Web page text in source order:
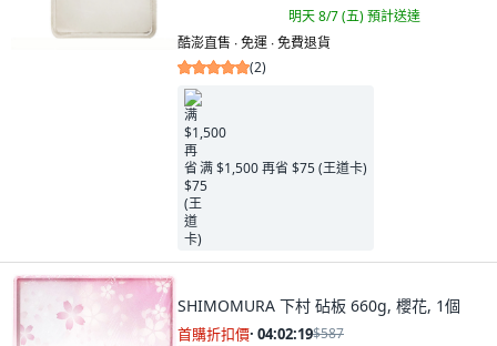
明天 8/7 (五)預計送達
酷澎直售 ∙ 免運 ∙ 免費退貨
(2)
满 $1,500 再省 $75 (王道卡)
SHIMOMURA 下村 砧板 660g, 櫻花, 1個
首購折扣價· 04:02:18$587